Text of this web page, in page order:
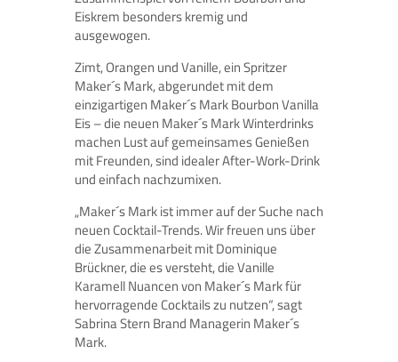
Eiskrem besonders kremig und
ausgewogen.
Zimt, Orangen und Vanille, ein Spritzer
Maker´s Mark, abgerundet mit dem
einzigartigen Maker´s Mark Bourbon Vanilla
Eis – die neuen Maker´s Mark Winterdrinks
machen Lust auf gemeinsames Genießen
mit Freunden, sind idealer After-Work-Drink
und einfach nachzumixen.
„Maker´s Mark ist immer auf der Suche nach
neuen Cocktail-Trends. Wir freuen uns über
die Zusammenarbeit mit Dominique
Brückner, die es versteht, die Vanille
Karamell Nuancen von Maker´s Mark für
hervorragende Cocktails zu nutzen“, sagt
Sabrina Stern Brand Managerin Maker´s
Mark.